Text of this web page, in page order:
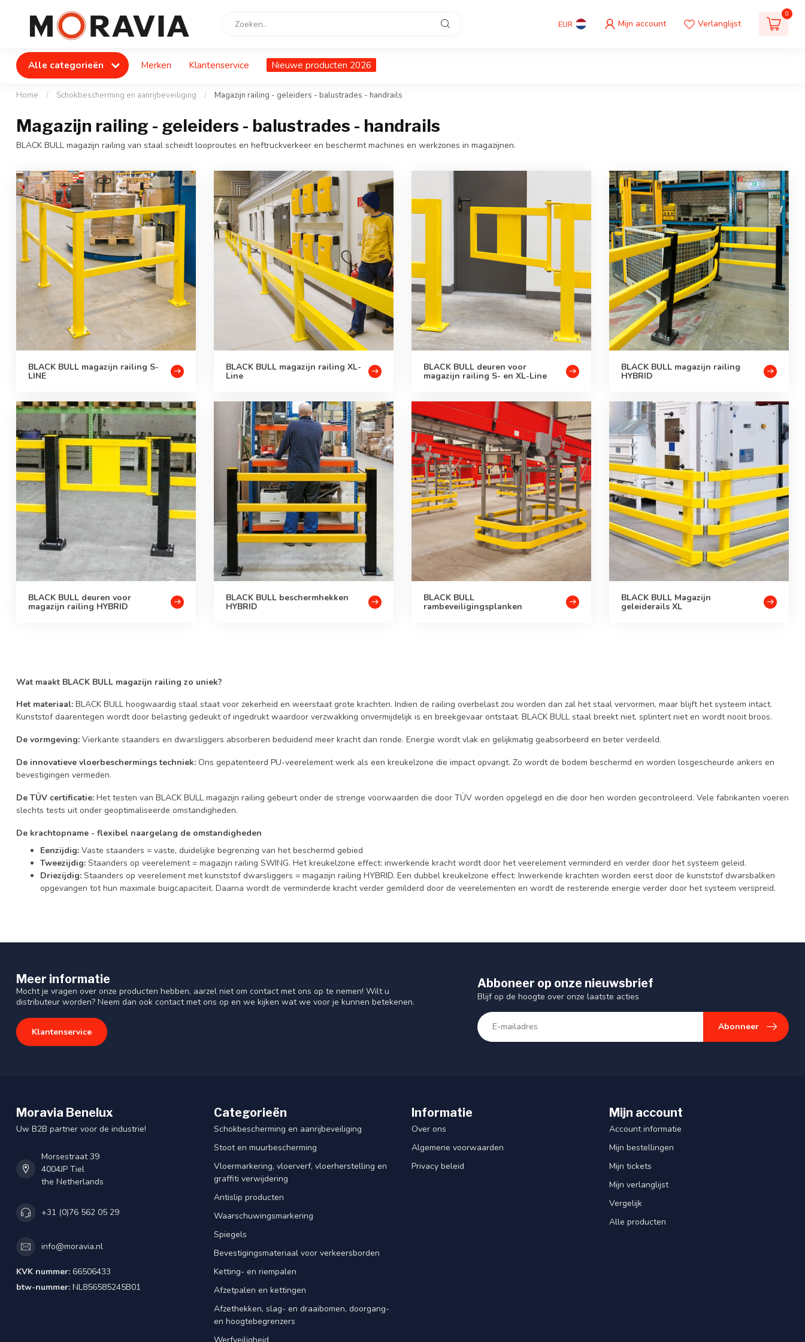
EUR Mijn account Verlanglijst
0
Alle categorieën Merken Klantenservice Nieuwe producten 2026
Home / Schokbescherming en aanrijbeveiliging / Magazijn railing - geleiders - balustrades - handrails
Magazijn railing - geleiders - balustrades - handrails
BLACK BULL magazijn railing van staal scheidt looproutes en heftruckverkeer en beschermt machines en werkzones in magazijnen.
BLACK BULL magazijn railing S-
LINE
BLACK BULL magazijn railing XL-
Line
BLACK BULL deuren voor
magazijn railing S- en XL-Line
BLACK BULL magazijn railing
HYBRID
BLACK BULL deuren voor
magazijn railing HYBRID
BLACK BULL beschermhekken
HYBRID
BLACK BULL
rambeveiligingsplanken
BLACK BULL Magazijn
geleiderails XL
Wat maakt BLACK BULL magazijn railing zo uniek?
Het materiaal: BLACK BULL hoogwaardig staal staat voor zekerheid en weerstaat grote krachten. Indien de railing overbelast zou worden dan zal het staal vervormen, maar blijft het systeem intact.
Kunststof daarentegen wordt door belasting gedeukt of ingedrukt waardoor verzwakking onvermijdelijk is en breekgevaar ontstaat. BLACK BULL staal breekt niet, splintert niet en wordt nooit broos.
De vormgeving: Vierkante staanders en dwarsliggers absorberen beduidend meer kracht dan ronde. Energie wordt vlak en gelijkmatig geabsorbeerd en beter verdeeld.
De innovatieve vloerbeschermings techniek: Ons gepatenteerd PU-veerelement werk als een kreukelzone die impact opvangt. Zo wordt de bodem beschermd en worden losgescheurde ankers en
bevestigingen vermeden.
De TÜV certificatie: Het testen van BLACK BULL magazijn railing gebeurt onder de strenge voorwaarden die door TÜV worden opgelegd en die door hen worden gecontroleerd. Vele fabrikanten voeren
slechts tests uit onder geoptimaliseerde omstandigheden.
De krachtopname - flexibel naargelang de omstandigheden
Eenzijdig: Vaste staanders = vaste, duidelijke begrenzing van het beschermd gebied
Tweezijdig: Staanders op veerelement = magazijn railing SWING. Het kreukelzone effect: inwerkende kracht wordt door het veerelement verminderd en verder door het systeem geleid.
Driezijdig: Staanders op veerelement met kunststof dwarsliggers = magazijn railing HYBRID. Een dubbel kreukelzone effect: Inwerkende krachten worden eerst door de kunststof dwarsbalken
opgevangen tot hun maximale buigcapaciteit. Daarna wordt de verminderde kracht verder gemilderd door de veerelementen en wordt de resterende energie verder door het systeem verspreid.
Meer informatie
Mocht je vragen over onze producten hebben, aarzel niet om contact met ons op te nemen! Wilt u
distributeur worden? Neem dan ook contact met ons op en we kijken wat we voor je kunnen betekenen.
Klantenservice
Abboneer op onze nieuwsbrief
Blijf op de hoogte over onze laatste acties
Abonneer
Moravia Benelux
Uw B2B partner voor de industrie!
Morsestraat 39
4004JP Tiel
the Netherlands
+31 (0)76 562 05 29
info@moravia.nl
KVK nummer: 66506433
btw-nummer: NL856585245B01
Categorieën
Schokbescherming en aanrijbeveiliging
Stoot en muurbescherming
Vloermarkering, vloerverf, vloerherstelling en
graffiti verwijdering
Antislip producten
Waarschuwingsmarkering
Spiegels
Bevestigingsmateriaal voor verkeersborden
Ketting- en riempalen
Afzetpalen en kettingen
Afzethekken, slag- en draaibomen, doorgang-
en hoogtebegrenzers
Informatie
Over ons
Algemene voorwaarden
Privacy beleid
Mijn account
Account informatie
Mijn bestellingen
Mijn tickets
Mijn verlanglijst
Vergelijk
Alle producten